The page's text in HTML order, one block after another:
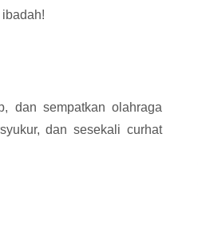
dan sempatkan olahraga
dan sesekali curhat